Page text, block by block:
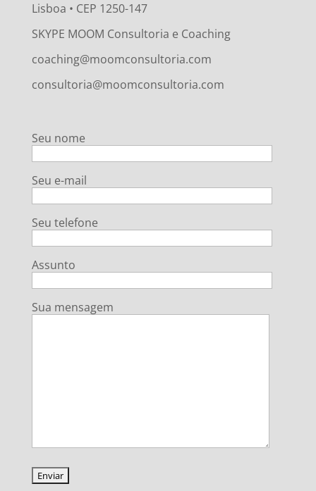
Lisboa • CEP 1250-147
SKYPE MOOM Consultoria e Coaching
coaching@moomconsultoria.com
consultoria@moomconsultoria.com
Seu nome
Seu e-mail
Seu telefone
Assunto
Sua mensagem